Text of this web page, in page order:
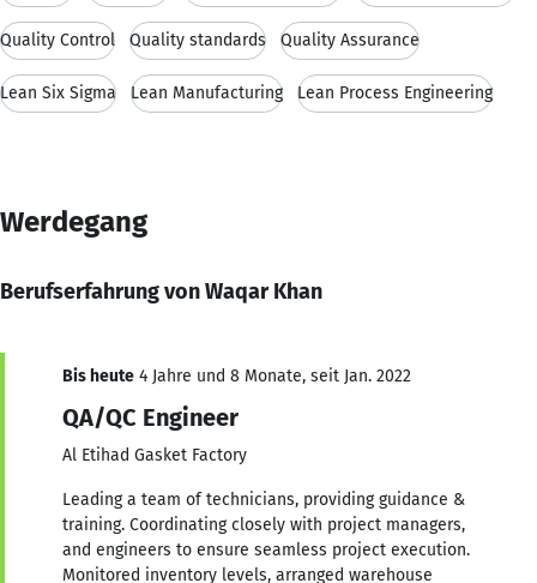
Quality Control Quality standards Quality Assurance
Lean Six Sigma Lean Manufacturing Lean Process Engineering
Werdegang
Berufserfahrung von Waqar Khan
Bis heute 4 Jahre und 8 Monate, seit Jan. 2022
QA/QC Engineer
Al Etihad Gasket Factory
Leading a team of technicians, providing guidance &
training. Coordinating closely with project managers,
and engineers to ensure seamless project execution.
Monitored inventory levels, arranged warehouse